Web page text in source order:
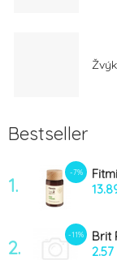
Bestseller
1.
-7%
2.
-11%
Brit
2.57